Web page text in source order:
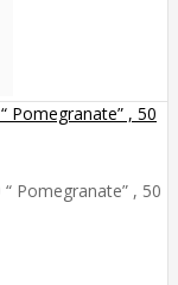
Pomegranate” , 50
Pomegranate” , 50